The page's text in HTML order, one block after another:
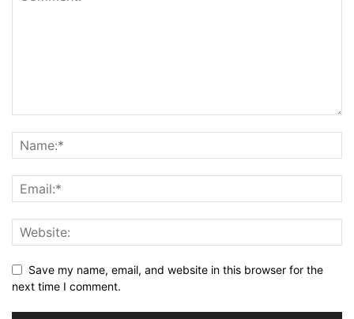
Save my name, email, and website in this browser for the
next time I comment.